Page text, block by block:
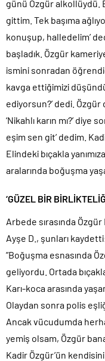
günü Özgür alkollüydü.
gittim. Tek başıma
konuşup, halledelim’
başladık. Özgür
ismini sonradan
kavga ettiğimizi
ediyorsun?’ dedi. Özgür
‘Nikahlı karın mı?’ diye
eşim sen git’ dedim.
Elindeki bıçakla
aralarında boğuşma
‘GÜZEL BİR
Arbede sırasında
Ayşe D., şunları
”Boğuşma esnasında
geliyordu. Ortada
Karı-koca arasında
Olaydan sonra polis
Ancak vücudumda
yemiş olsam, Özgür
Kadir Özgür’ün